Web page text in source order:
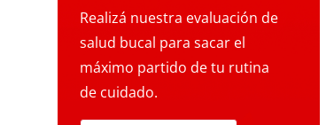
Realizá nuestra evaluación de
salud bucal para sacar el
máximo partido de tu rutina
de cuidado.